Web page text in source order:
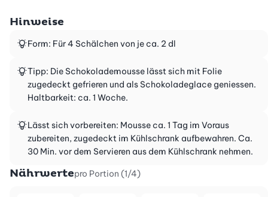
Hinweise
Form: Für 4 Schälchen von je ca. 2 dl
Tipp: Die Schokolademousse lässt sich mit Folie
zugedeckt gefrieren und als Schokoladeglace geniessen.
Haltbarkeit: ca. 1 Woche.
Lässt sich vorbereiten: Mousse ca. 1 Tag im Voraus
zubereiten, zugedeckt im Kühlschrank aufbewahren. Ca.
30 Min. vor dem Servieren aus dem Kühlschrank nehmen.
Nährwertepro Portion (1/4)